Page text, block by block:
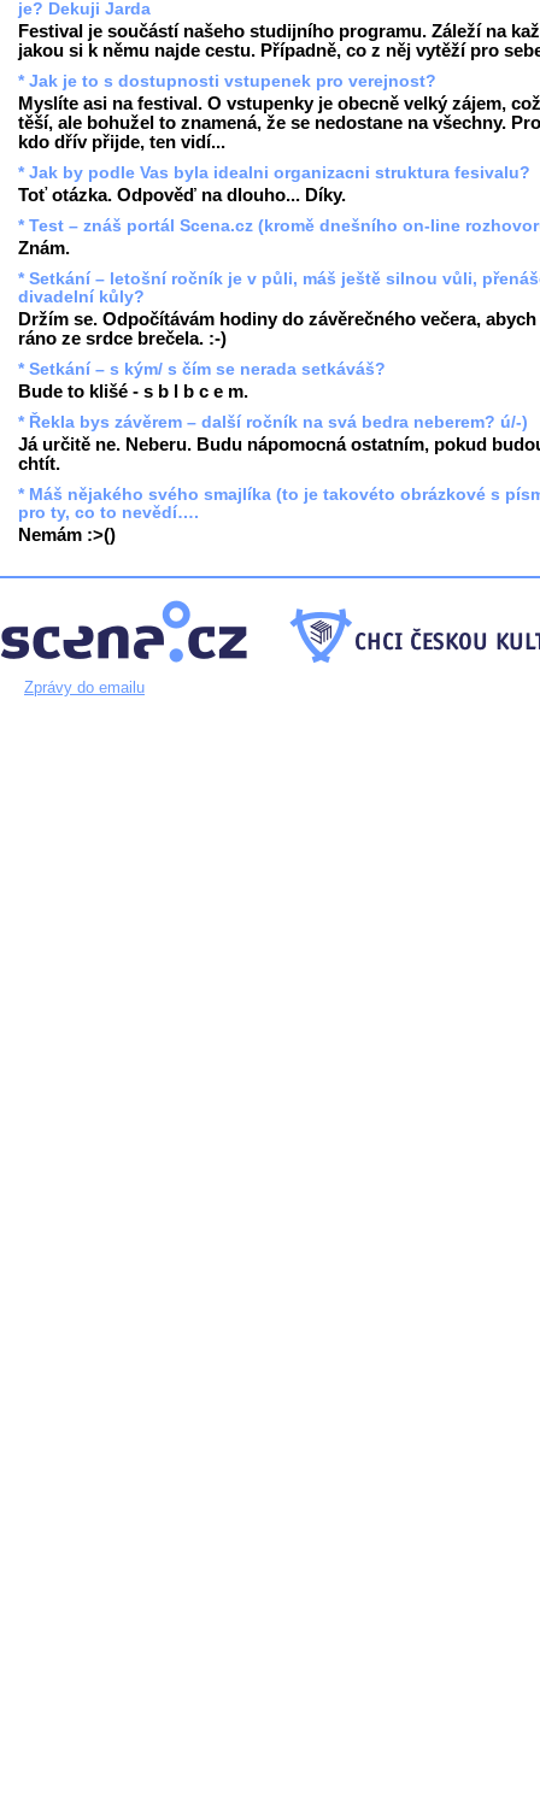
je? Dekuji Jarda
Festival je součástí našeho studijního programu. Záleží na
jakou si k němu najde cestu. Případně, co z něj vytěží pro
* Jak je to s dostupnosti vstupenek pro verejnost?
Myslíte asi na festival. O vstupenky je obecně velký zájem,
těší, ale bohužel to znamená, že se nedostane na všechny.
kdo dřív přijde, ten vidí...
* Jak by podle Vas byla idealni organizacni struktura fesivalu?
Toť otázka. Odpověď na dlouho... Díky.
* Test – znáš portál Scena.cz (kromě dnešního on-line
Znám.
* Setkání – letošní ročník je v půli, máš ještě silnou vůli,
divadelní kůly?
Držím se. Odpočítávám hodiny do závěrečného večera, abych
ráno ze srdce brečela. :-)
* Setkání – s kým/ s čím se nerada setkáváš?
Bude to klišé - s b l b c e m.
* Řekla bys závěrem – další ročník na svá bedra neberem? ú/-)
Já určitě ne. Neberu. Budu nápomocná ostatním, pokud
chtít.
* Máš nějakého svého smajlíka (to je takovéto obrázkové s
pro ty, co to nevědí….
Nemám :>()
Zprávy do emailu